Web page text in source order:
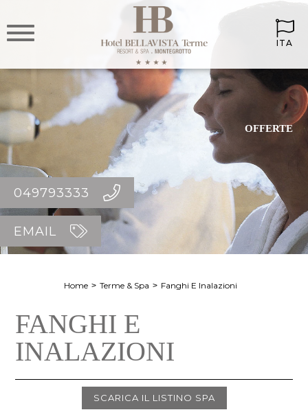
OFFERTE
ITA
049793333
EMAIL
Home Terme & Spa Fanghi E Inalazioni
FANGHI E
INALAZIONI
SCARICA IL LISTINO SPA